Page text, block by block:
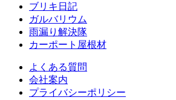
ブリキ日記
ガルバリウム
雨漏り解決隊
カーポート屋根材
よくある質問
会社案内
プライバシーポリシー